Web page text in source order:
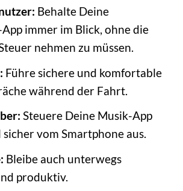
Behalte Deine
immer im Blick, ohne die
nehmen zu müssen.
Führe sichere und komfortable
während der Fahrt.
Steuere Deine Musik-App
vom Smartphone aus.
Bleibe auch unterwegs
produktiv.